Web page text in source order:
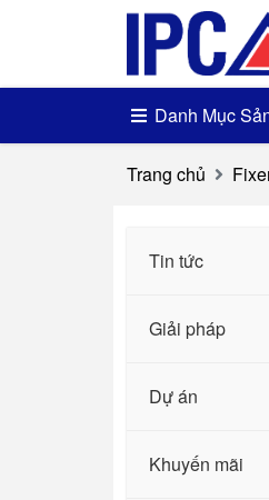
Danh Mục
Trang chủ
Tin tức
Giải pháp
Dự án
Khuyến mãi